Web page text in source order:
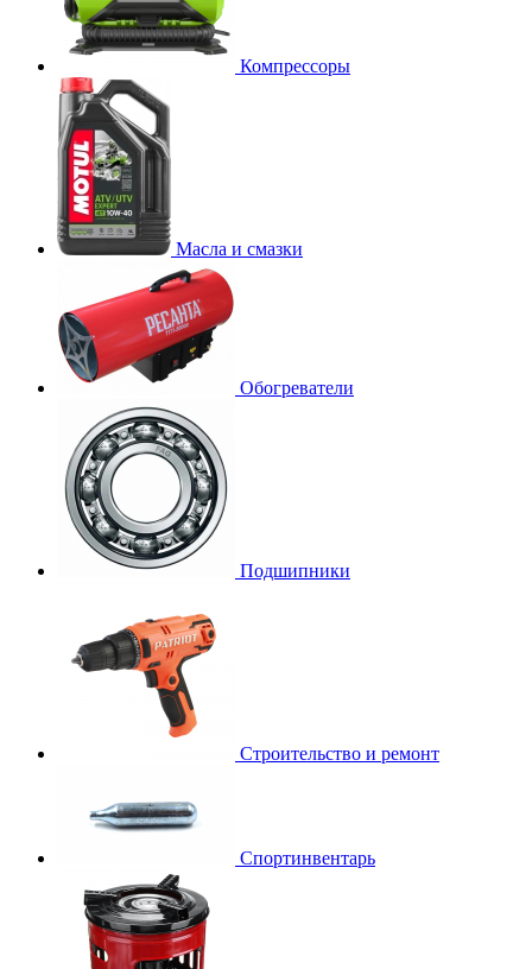
Компрессоры
Масла и смазки
Обогреватели
Подшипники
Строительство и ремонт
Спортинвентарь